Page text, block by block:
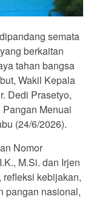
semata
berkaitan
tahan bangsa
Wakil Kepala
Dedi Prasetyo,
Pangan Menuai
(24/6/2026).
Nomor
M.Si. dan Irjen
kebijakan,
pangan nasional,